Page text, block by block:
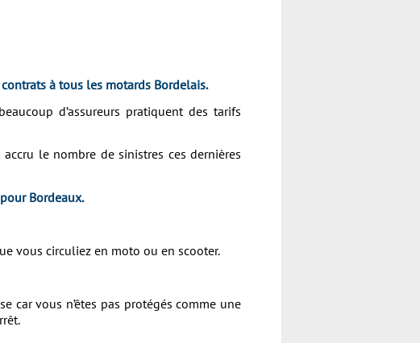
à tous les motards Bordelais.
d’assureurs pratiquent des tarifs
le nombre de sinistres ces dernières
Bordeaux.
vous circuliez en moto ou en scooter.
car vous n’êtes pas protégés comme une